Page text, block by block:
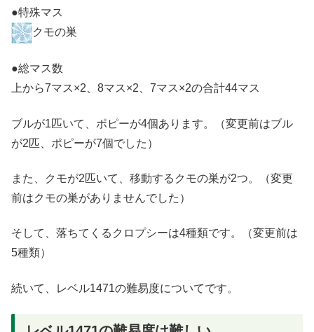
●特殊マス
クモの巣
●総マス数
上から7マス×2、8マス×2、7マス×2の合計44マス
ブルが1匹いて、ポピーが4個あります。（変更前はブル
が2匹、ポピーが7個でした）
また、クモが2匹いて、移動するクモの巣が2つ。（変更
前はクモの巣がありませんでした）
そして、落ちてくるクロプシーは4種類です。（変更前は
5種類）
続いて、レベル1471の難易度についてです。